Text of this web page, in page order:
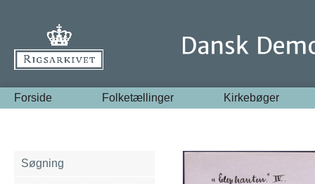
Forside Folketællinger Kirkebøger
Søgning